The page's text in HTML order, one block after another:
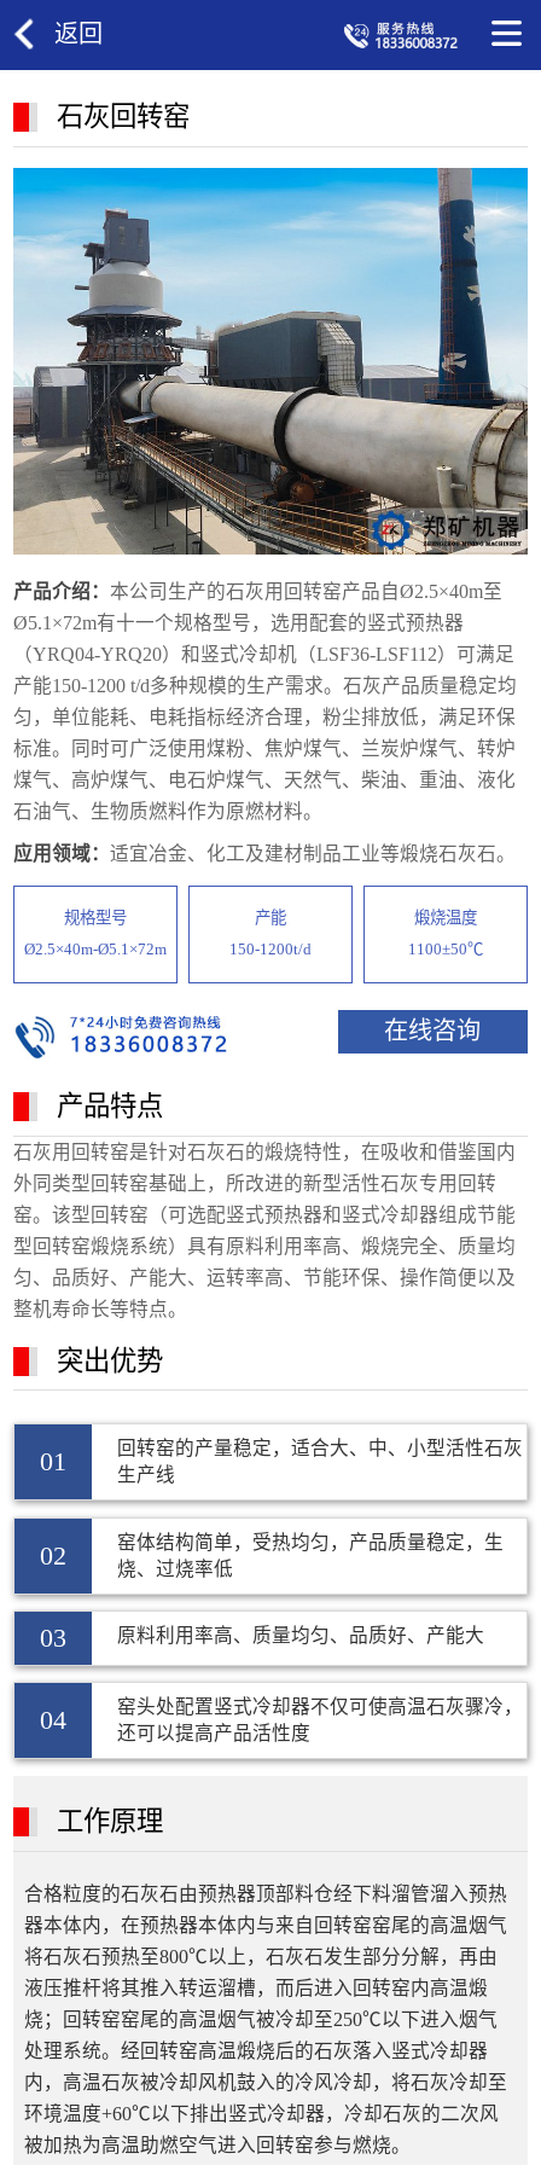
返回
石灰回转窑
产品介绍：本公司生产的石灰用回转窑产品自Ø2.5×40m至
Ø5.1×72m有十一个规格型号，选用配套的竖式预热器
（YRQ04-YRQ20）和竖式冷却机（LSF36-LSF112）可满足
产能150-1200 t/d多种规模的生产需求。石灰产品质量稳定均
匀，单位能耗、电耗指标经济合理，粉尘排放低，满足环保
标准。同时可广泛使用煤粉、焦炉煤气、兰炭炉煤气、转炉
煤气、高炉煤气、电石炉煤气、天然气、柴油、重油、液化
石油气、生物质燃料作为原燃材料。
应用领域：适宜冶金、化工及建材制品工业等煅烧石灰石。
规格型号
Ø2.5×40m-Ø5.1×72m
产能
150-1200t/d
煅烧温度
1100±50℃
在线咨询
产品特点
石灰用回转窑是针对石灰石的煅烧特性，在吸收和借鉴国内
外同类型回转窑基础上，所改进的新型活性石灰专用回转
窑。该型回转窑（可选配竖式预热器和竖式冷却器组成节能
型回转窑煅烧系统）具有原料利用率高、煅烧完全、质量均
匀、品质好、产能大、运转率高、节能环保、操作简便以及
整机寿命长等特点。
突出优势
01
回转窑的产量稳定，适合大、中、小型活性石灰
生产线
02
窑体结构简单，受热均匀，产品质量稳定，生
烧、过烧率低
03 原料利用率高、质量均匀、品质好、产能大
04
窑头处配置竖式冷却器不仅可使高温石灰骤冷，
还可以提高产品活性度
工作原理
合格粒度的石灰石由预热器顶部料仓经下料溜管溜入预热
器本体内，在预热器本体内与来自回转窑窑尾的高温烟气
将石灰石预热至800℃以上，石灰石发生部分分解，再由
液压推杆将其推入转运溜槽，而后进入回转窑内高温煅
烧；回转窑窑尾的高温烟气被冷却至250℃以下进入烟气
处理系统。经回转窑高温煅烧后的石灰落入竖式冷却器
内，高温石灰被冷却风机鼓入的冷风冷却，将石灰冷却至
环境温度+60℃以下排出竖式冷却器，冷却石灰的二次风
被加热为高温助燃空气进入回转窑参与燃烧。